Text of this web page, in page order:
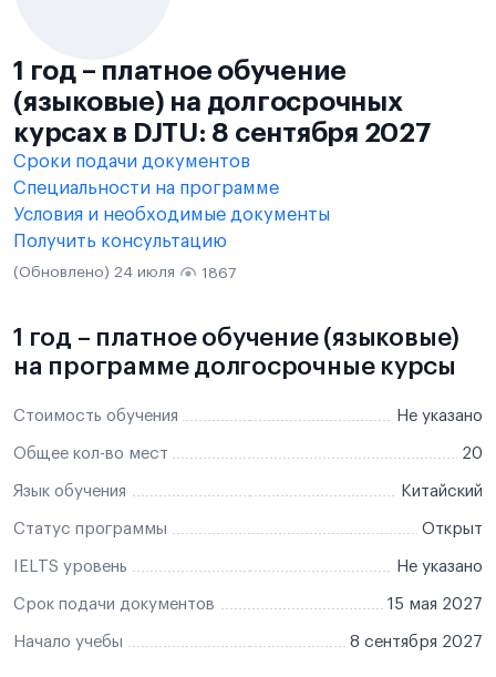
1 год – платное обучение
(языковые) на долгосрочных
курсах в DJTU: 8 сентября 2027
Сроки подачи документов
Специальности на программе
Условия и необходимые документы
Получить консультацию
(Обновлено) 24 июля 1867
1 год – платное обучение (языковые)
на программе долгосрочные курсы
Стоимость обучения Не указано
Общее кол-во мест 20
Язык обучения Китайский
Статус программы Открыт
IELTS уровень Не указано
Срок подачи документов 15 мая 2027
Начало учебы 8 сентября 2027